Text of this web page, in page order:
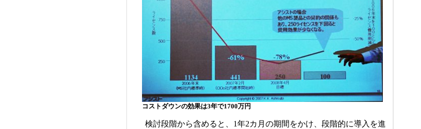
コストダウンの効果は3年で1700万円
検討段階から含めると、1年2カ月の期間をかけ、段階的に導入を進